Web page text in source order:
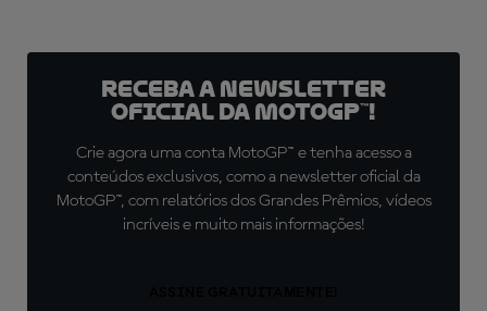
Receba a newsletter
oficial da MotoGP™!
Crie agora uma conta MotoGP™ e tenha acesso a
conteúdos exclusivos, como a newsletter oficial da
MotoGP™, com relatórios dos Grandes Prêmios, vídeos
incríveis e muito mais informações!